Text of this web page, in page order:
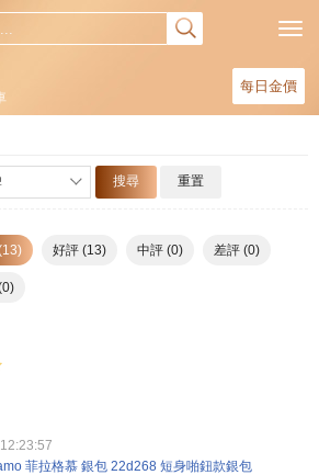
每日金價
搜尋 重置
好評 (13) 中評 (0) 差評 (0)
菲拉格慕 銀包 22d268 短身啪鈕款銀包